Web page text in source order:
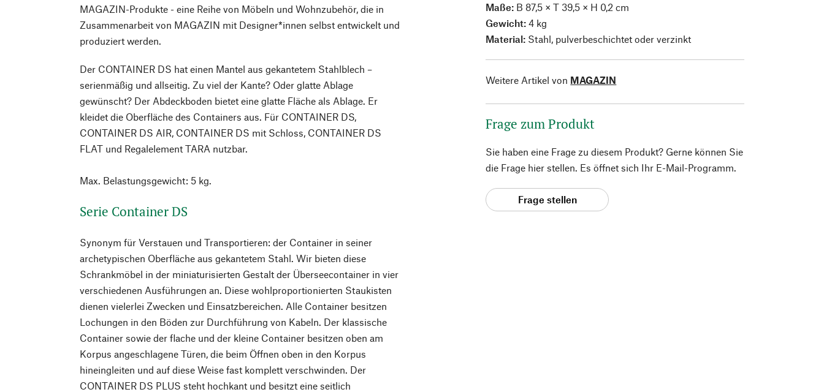
MAGAZIN-Produkte - eine Reihe von Möbeln und Wohnzubehör, die in
Zusammenarbeit von MAGAZIN mit Designer*innen selbst entwickelt und
produziert werden.
Der CONTAINER DS hat einen Mantel aus gekantetem Stahlblech –
serienmäßig und allseitig. Zu viel der Kante? Oder glatte Ablage
gewünscht? Der Abdeckboden bietet eine glatte Fläche als Ablage. Er
kleidet die Oberfläche des Containers aus. Für CONTAINER DS,
CONTAINER DS AIR, CONTAINER DS mit Schloss, CONTAINER DS
FLAT und Regalelement TARA nutzbar.
Max. Belastungsgewicht: 5 kg.
Serie Container DS
Synonym für Verstauen und Transportieren: der Container in seiner
archetypischen Oberfläche aus gekantetem Stahl. Wir bieten diese
Schrankmöbel in der miniaturisierten Gestalt der Überseecontainer in vier
verschiedenen Ausführungen an. Diese wohlproportionierten Staukisten
dienen vielerlei Zwecken und Einsatzbereichen. Alle Container besitzen
Lochungen in den Böden zur Durchführung von Kabeln. Der klassische
Container sowie der flache und der kleine Container besitzen oben am
Korpus angeschlagene Türen, die beim Öffnen oben in den Korpus
hineingleiten und auf diese Weise fast komplett verschwinden. Der
CONTAINER DS PLUS steht hochkant und besitzt eine seitlich
Maße: B 87,5 × T 39,5 × H 0,2 cm
Gewicht: 4 kg
Material: Stahl, pulverbeschichtet oder verzinkt
Weitere Artikel von MAGAZIN
Frage zum Produkt
Sie haben eine Frage zu diesem Produkt? Gerne können Sie
die Frage hier stellen. Es öffnet sich Ihr E-Mail-Programm.
Frage stellen